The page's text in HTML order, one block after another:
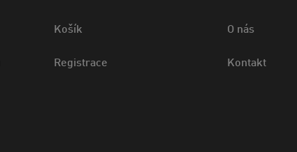
Košík
Registrace
O nás
Kontakt